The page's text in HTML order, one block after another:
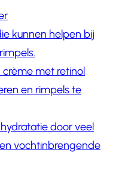
kunnen helpen bij
met retinol
en rimpels te
door veel
vochtinbrengende